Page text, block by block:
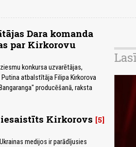
Dara komanda
par Kirkorovu
konkursa uzvarētājas,
atbalstītāja Filipa Kirkorova
producēšanā, raksta
Kirkorovs 5
medijos ir parādījusies